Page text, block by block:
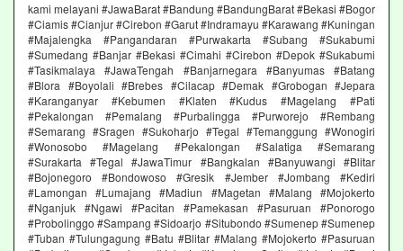
kami melayani #JawaBarat #Bandung #BandungBarat #Bekasi #Bogor
#Ciamis #Cianjur #Cirebon #Garut #Indramayu #Karawang #Kuningan
#Majalengka #Pangandaran #Purwakarta #Subang #Sukabumi
#Sumedang #Banjar #Bekasi #Cimahi #Cirebon #Depok #Sukabumi
#Tasikmalaya #JawaTengah #Banjarnegara #Banyumas #Batang
#Blora #Boyolali #Brebes #Cilacap #Demak #Grobogan #Jepara
#Karanganyar #Kebumen #Klaten #Kudus #Magelang #Pati
#Pekalongan #Pemalang #Purbalingga #Purworejo #Rembang
#Semarang #Sragen #Sukoharjo #Tegal #Temanggung #Wonogiri
#Wonosobo #Magelang #Pekalongan #Salatiga #Semarang
#Surakarta #Tegal #JawaTimur #Bangkalan #Banyuwangi #Blitar
#Bojonegoro #Bondowoso #Gresik #Jember #Jombang #Kediri
#Lamongan #Lumajang #Madiun #Magetan #Malang #Mojokerto
#Nganjuk #Ngawi #Pacitan #Pamekasan #Pasuruan #Ponorogo
#Probolinggo #Sampang #Sidoarjo #Situbondo #Sumenep #Sumenep
#Tuban #Tulungagung #Batu #Blitar #Malang #Mojokerto #Pasuruan